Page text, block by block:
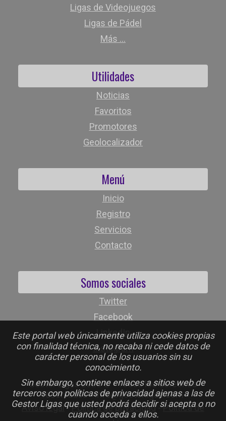
Este portal web únicamente utiliza cookies propias
con finalidad técnica, no recaba ni cede datos de
carácter personal de los usuarios sin su
conocimiento.
Sin embargo, contiene enlaces a sitios web de
terceros con políticas de privacidad ajenas a las de
Gestor Ligas que usted podrá decidir si acepta o no
cuando acceda a ellos.
Ligas de Videojuegos
Ligas de Pádel
Más ...
Utilidades
Noticias
Favoritos
Promotores
Geolocalizador
Menú
Inicio
Registro
Servicios
Contacto
Somos sociales
Twitter
Facebook
LinkedIn
Instagram
Gestor Ligas 2026 © - Todos los derechos
reservados - info@gestorligas.com
Aviso legal-Política de privacidad-Política de